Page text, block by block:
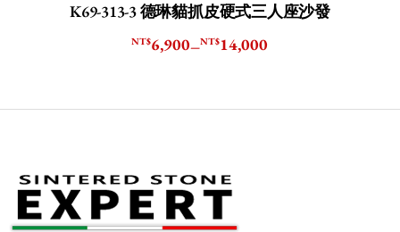
K69-313-3 德琳貓抓皮硬式三人座沙發
NT$6,900–NT$14,000